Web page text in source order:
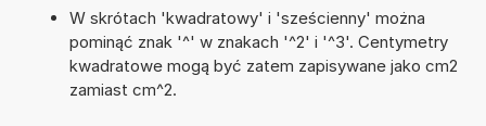
W skrótach 'kwadratowy' i 'sześcienny' można
pominąć znak '^' w znakach '^2' i '^3'. Centymetry
kwadratowe mogą być zatem zapisywane jako cm2
zamiast cm^2.